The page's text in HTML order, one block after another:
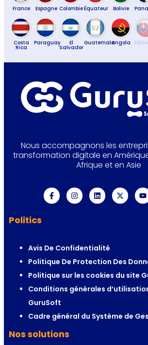
France Espagne ColombieÉquateur Bolivie
Costa
Rica
Paraguay El
Salvador
GuatemalaAngola
Nous accompagnons les
transformation digitale en
Afrique et en Asie
Politics
Avis De Confidentialité
Politique De Protection Des
Politique sur les cookies du site
Conditions générales
GuruSoft
Cadre général du Système de
Nos solutions